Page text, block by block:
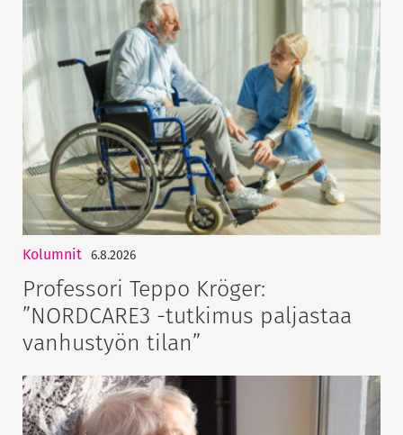
Kolumnit 6.8.2026
Professori Teppo Kröger:
”NORDCARE3 -tutkimus paljastaa
vanhustyön tilan”